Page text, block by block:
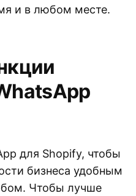
и в любом месте.
для Shopify, чтобы
бизнеса удобным
Чтобы лучше